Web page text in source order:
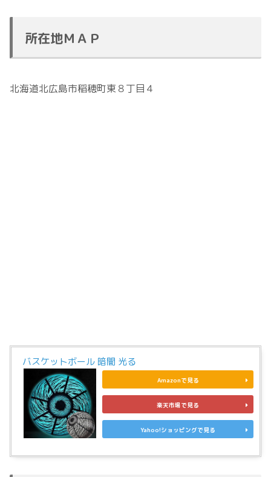
所在地ＭＡＰ
北海道北広島市稲穂町東８丁目４
バスケットボール 暗闇 光る
Amazonで見る
楽天市場で見る
Yahoo!ショッピングで見る